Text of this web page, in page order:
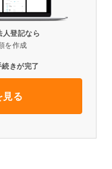
人登記なら
を作成
きが完了
見る